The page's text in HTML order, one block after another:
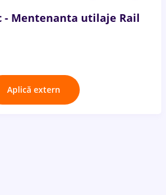
- Mentenanta utilaje Rail
Aplică extern